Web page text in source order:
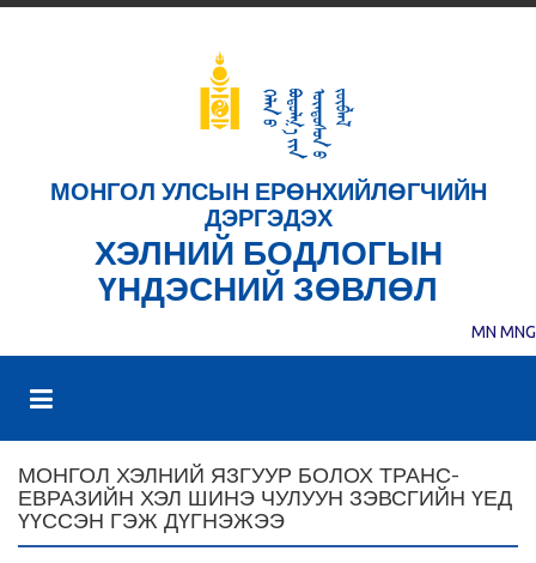
МОНГОЛ УЛСЫН ЕРӨНХИЙЛӨГЧИЙН
ДЭРГЭДЭХ
ХЭЛНИЙ БОДЛОГЫН
ҮНДЭСНИЙ ЗӨВЛӨЛ
MN MNG
МОНГОЛ ХЭЛНИЙ ЯЗГУУР БОЛОХ ТРАНС-
ЕВРАЗИЙН ХЭЛ ШИНЭ ЧУЛУУН ЗЭВСГИЙН ҮЕД
ҮҮССЭН ГЭЖ ДҮГНЭЖЭЭ